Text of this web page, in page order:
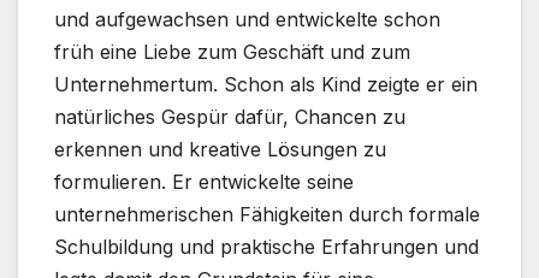
und aufgewachsen und entwickelte schon
früh eine Liebe zum Geschäft und zum
Unternehmertum. Schon als Kind zeigte er ein
natürliches Gespür dafür, Chancen zu
erkennen und kreative Lösungen zu
formulieren. Er entwickelte seine
unternehmerischen Fähigkeiten durch formale
Schulbildung und praktische Erfahrungen und